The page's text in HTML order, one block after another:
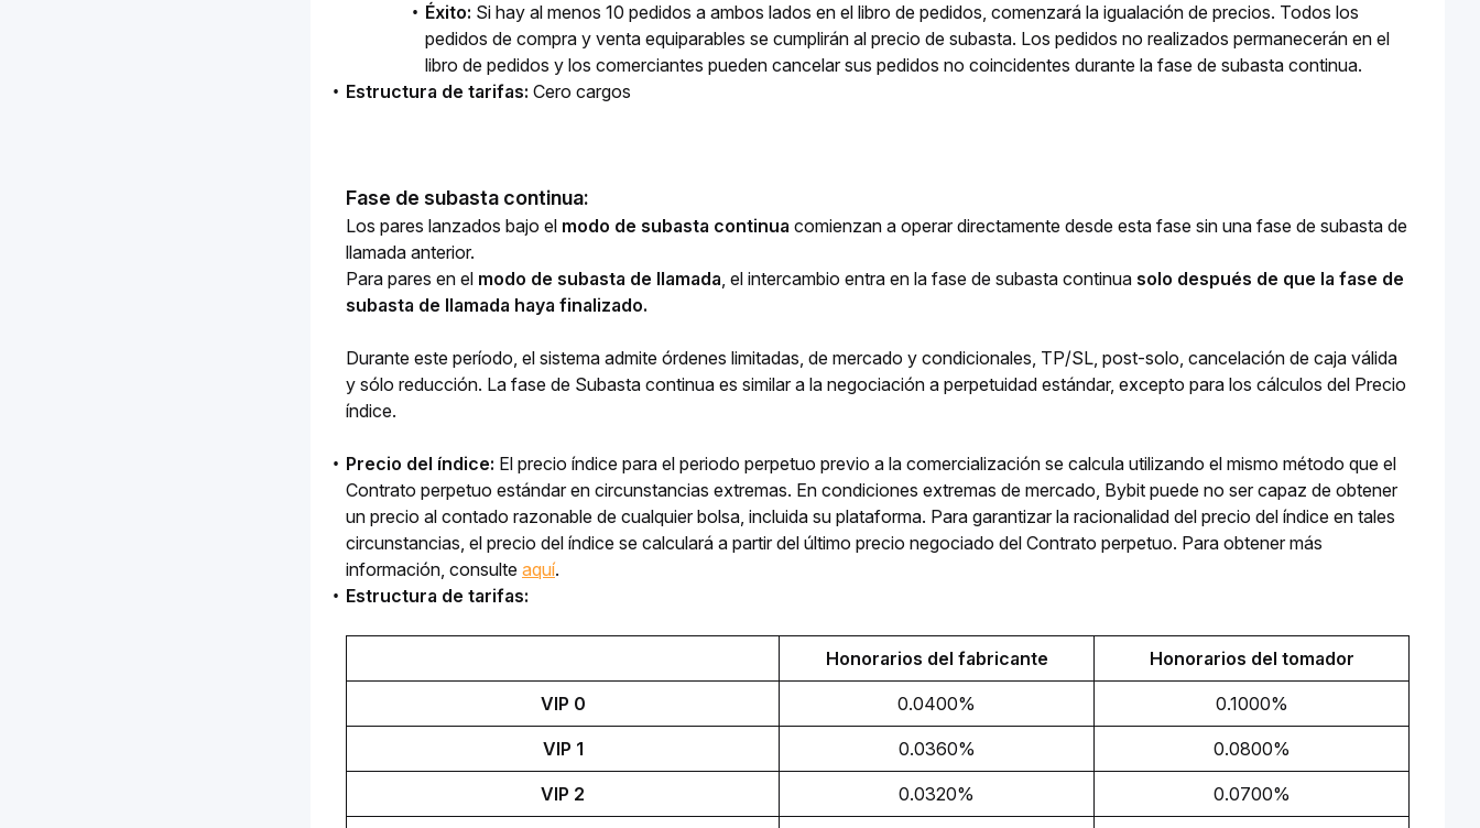
Éxito: Si hay al menos 10 pedidos a ambos lados en el libro de pedidos, comenzará la igualación de precios. Todos los
pedidos de compra y venta equiparables se cumplirán al precio de subasta. Los pedidos no realizados permanecerán en el
libro de pedidos y los comerciantes pueden cancelar sus pedidos no coincidentes durante la fase de subasta continua.
Estructura de tarifas: Cero cargos
Fase de subasta continua:
Los pares lanzados bajo el modo de subasta continua comienzan a operar directamente desde esta fase sin una fase de subasta de
llamada anterior.
Para pares en el modo de subasta de llamada, el intercambio entra en la fase de subasta continua solo después de que la fase de
subasta de llamada haya finalizado.
Durante este período, el sistema admite órdenes limitadas, de mercado y condicionales, TP/SL, post-solo, cancelación de caja válida
y sólo reducción. La fase de Subasta continua es similar a la negociación a perpetuidad estándar, excepto para los cálculos del Precio
índice.
Precio del índice: El precio índice para el periodo perpetuo previo a la comercialización se calcula utilizando el mismo método que el
Contrato perpetuo estándar en circunstancias extremas. En condiciones extremas de mercado, Bybit puede no ser capaz de obtener
un precio al contado razonable de cualquier bolsa, incluida su plataforma. Para garantizar la racionalidad del precio del índice en tales
circunstancias, el precio del índice se calculará a partir del último precio negociado del Contrato perpetuo. Para obtener más
información, consulte aquí.
Estructura de tarifas:
Honorarios del fabricante Honorarios del tomador
VIP 0 0.0400% 0.1000%
VIP 1 0.0360% 0.0800%
VIP 2 0.0320% 0.0700%